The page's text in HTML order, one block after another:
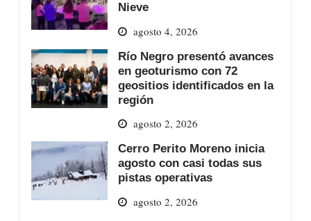
Nieve
agosto 4, 2026
Río Negro presentó avances
en geoturismo con 72
geositios identificados en la
región
agosto 2, 2026
Cerro Perito Moreno inicia
agosto con casi todas sus
pistas operativas
agosto 2, 2026